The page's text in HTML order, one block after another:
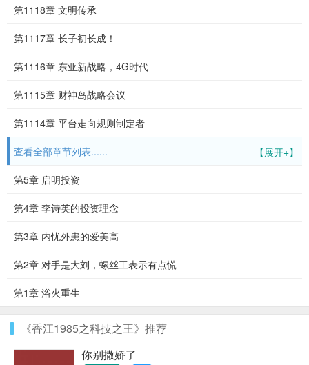
第1118章 文明传承
第1117章 长子初长成！
第1116章 东亚新战略，4G时代
第1115章 财神岛战略会议
第1114章 平台走向规则制定者
【展开+】
查看全部章节列表......
第5章 启明投资
第4章 李诗英的投资理念
第3章 内忧外患的爱美高
第2章 对手是大刘，螺丝工表示有点慌
第1章 浴火重生
《香江1985之科技之王》推荐
你别撒娇了